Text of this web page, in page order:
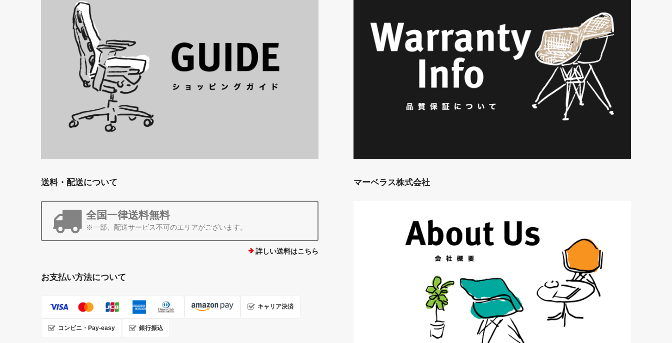
送料・配送について
全国一律送料無料
※一部、配送サービス不可のエリアがございます。
詳しい送料はこちら
お支払い方法について
キャリア決済
コンビニ・Pay-easy 銀行振込
マーベラス株式会社